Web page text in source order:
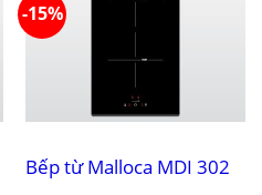
-15%
Bếp từ Malloca MDI 302